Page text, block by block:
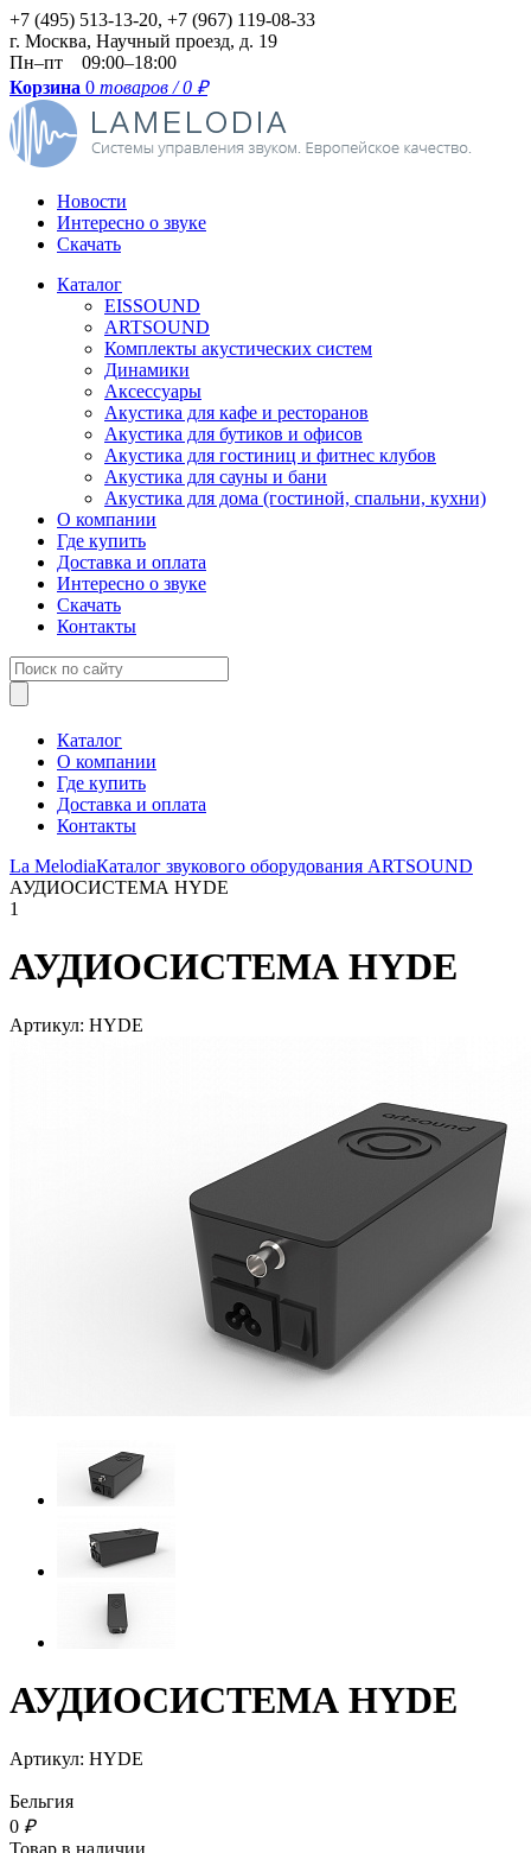
+7 (495) 513-13-20, +7 (967) 119-08-33
г. Москва, Научный проезд, д. 19
Пн–пт 09:00–18:00
Корзина 0 товаров / 0 ₽
Новости
Интересно о звуке
Скачать
Каталог
EISSOUND
ARTSOUND
Комплекты акустических систем
Динамики
Аксессуары
Акустика для кафе и ресторанов
Акустика для бутиков и офисов
Акустика для гостиниц и фитнес клубов
Акустика для сауны и бани
Акустика для дома (гостиной, спальни, кухни)
О компании
Где купить
Доставка и оплата
Интересно о звуке
Скачать
Контакты
Каталог
О компании
Где купить
Доставка и оплата
Контакты
La MelodiaКаталог звукового оборудования ARTSOUND
АУДИОСИСТЕМА HYDE
1
АУДИОСИСТЕМА HYDE
Артикул: HYDE
АУДИОСИСТЕМА HYDE
Артикул: HYDE
Бельгия
0 ₽
Товар в наличии